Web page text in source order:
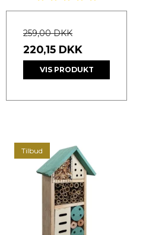
259,00 DKK
220,15 DKK
VIS PRODUKT
Tilbud